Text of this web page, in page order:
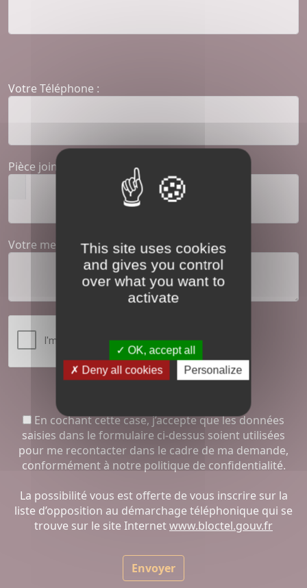
Votre Téléphone :
Pièce jointe :
Votre message
En cochant cette case, j’accepte que les données
saisies dans le formulaire ci-dessus soient utilisées
pour me recontacter dans le cadre de ma demande,
conformément à notre politique de confidentialité.
La possibilité vous est offerte de vous inscrire sur la
liste d’opposition au démarchage téléphonique qui se
trouve sur le site Internetwww.bloctel.gouv.fr
Envoyer
This site uses cookies
and gives you control
over what you want to
activate
OK, accept all
Deny all cookies
Personalize